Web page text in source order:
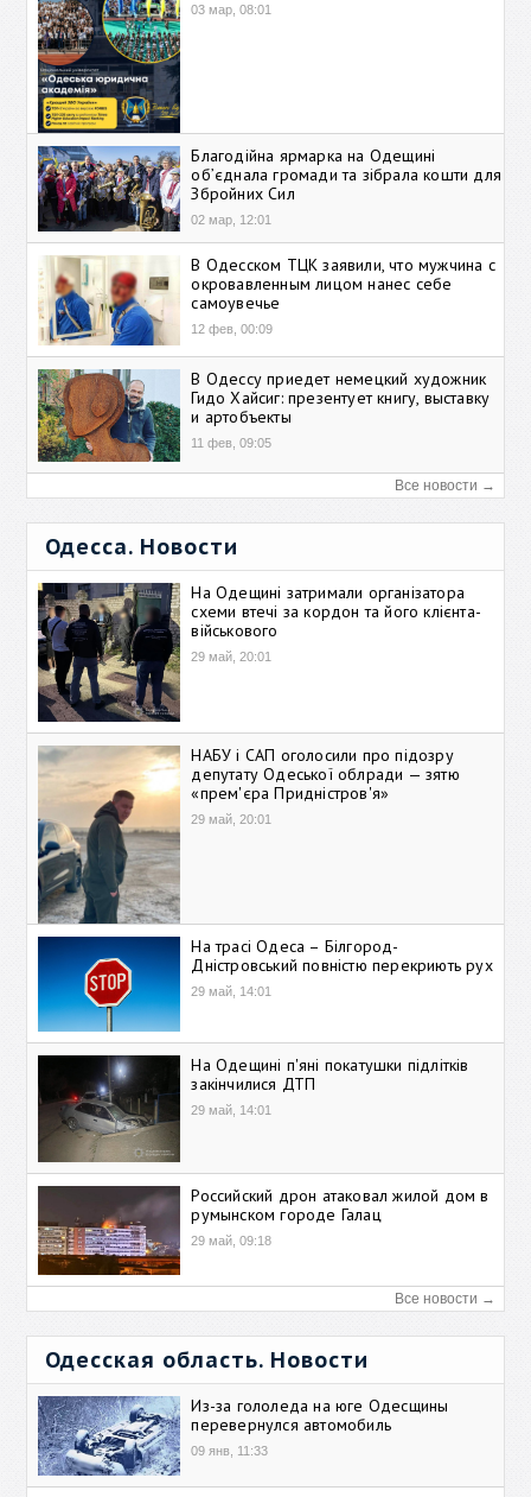
03 мар, 08:01
Благодійна ярмарка на Одещині
об’єднала громади та зібрала кошти для
Збройних Сил
02 мар, 12:01
В Одесском ТЦК заявили, что мужчина с
окровавленным лицом нанес себе
самоувечье
12 фев, 00:09
В Одессу приедет немецкий художник
Гидо Хайсиг: презентует книгу, выставку
и артобъекты
11 фев, 09:05
Все новости →
Одесса. Новости
На Одещині затримали організатора
схеми втечі за кордон та його клієнта-
військового
29 май, 20:01
НАБУ і САП оголосили про підозру
депутату Одеської облради — зятю
«прем'єра Придністров'я»
29 май, 20:01
На трасі Одеса – Білгород-
Дністровський повністю перекриють рух
29 май, 14:01
На Одещині п'яні покатушки підлітків
закінчилися ДТП
29 май, 14:01
Российский дрон атаковал жилой дом в
румынском городе Галац
29 май, 09:18
Все новости →
Одесская область. Новости
Из-за гололеда на юге Одесщины
перевернулся автомобиль
09 янв, 11:33